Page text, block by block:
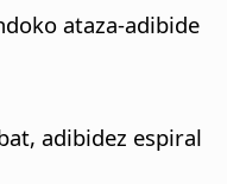
ataza-adibide
adibidez espiral